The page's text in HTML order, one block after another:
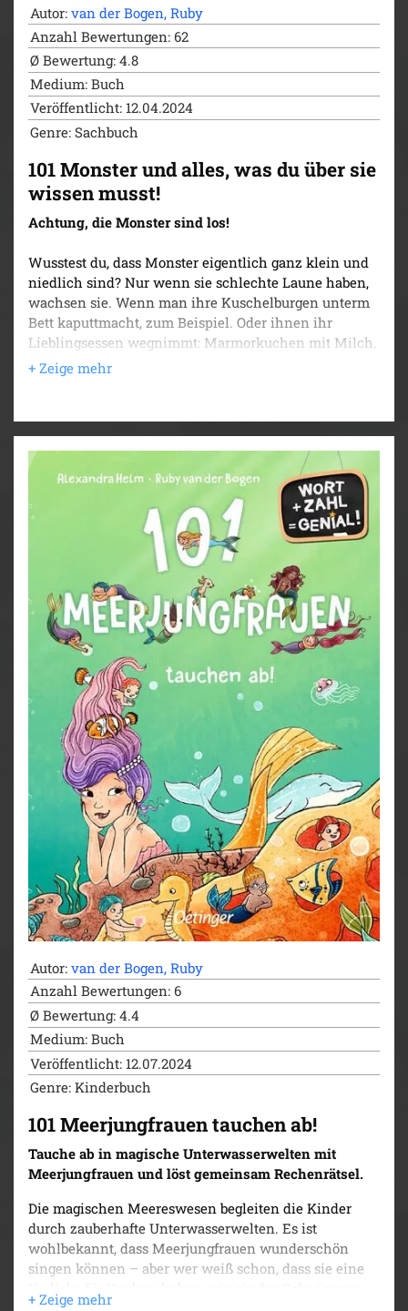
Autor: van der Bogen, Ruby
Anzahl Bewertungen: 62
Ø Bewertung: 4.8
Medium: Buch
Veröffentlicht: 12.04.2024
Genre: Sachbuch
101 Monster und alles, was du über sie
wissen musst!
Achtung, die Monster sind los!
Wusstest du, dass Monster eigentlich ganz klein und
niedlich sind? Nur wenn sie schlechte Laune haben,
wachsen sie. Wenn man ihre Kuschelburgen unterm
Bett kaputtmacht, zum Beispiel. Oder ihnen ihr
Lieblingsessen wegnimmt: Marmorkuchen mit Milch.
Monster essen nämlich am liebsten Dinge, die mit M
anfangen. Alles, was du über Monster wissen musst,
kennst, das Angst vor Monstern hat, erzählst du ihm
Mittel gegen Angst ist Wissen!
Ein Kinderbuch über Monster voller Fantasie und
zauberhaften Illustrationen.
101 Monster und alles, was du über sie wissen musst!
101 Monster tummeln sich in diesem magischen
Wimmelbuch. Kannst du sie alle entdecken?
Was Kinder schon immer über Monster wissen
wollten – wunderbar wimmelig und mit viel
Humor verpackt.
Auf jeder Seite warten kunterbunte, fantasievolle
und niedliche Illustrationen voller lustiger Details
und „Fakten“ über die fantastische Welt der
Monster.
Ein tolles Mutmachbuch, um Ängste zu
überwinden. Denn vor diesen Monstern braucht
sich niemand gruseln!
Bezauberndes Bilderbuch ab 4 Jahren zum
Vorlesen
Die Autorin Ruby van der Bogen ist Fabelwesen-
Forscherin. Fantasiewelten sind ihr Zuhause. In ihren
Büchern verrät sie die spannendsten und lustigsten
„101 Monster“ ist nach „101 Einhörner“ und „101
Meerjungfrauen“ der dritte Band ihrer Erfolgsreihe.
Autor: van der Bogen, Ruby
Anzahl Bewertungen: 6
Ø Bewertung: 4.4
Medium: Buch
Veröffentlicht: 12.07.2024
Genre: Kinderbuch
101 Meerjungfrauen tauchen ab!
Tauche ab in magische Unterwasserwelten mit
Meerjungfrauen und löst gemeinsam Rechenrätsel.
Die magischen Meereswesen begleiten die Kinder
durch zauberhafte Unterwasserwelten. Es ist
wohlbekannt, dass Meerjungfrauen wunderschön
singen können – aber wer weiß schon, dass sie eine